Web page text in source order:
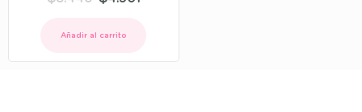
Añadir al carrito